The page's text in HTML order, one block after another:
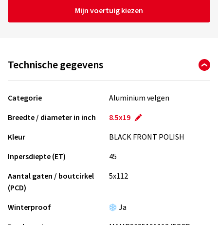
Mijn voertuig kiezen
Technische gegevens
Categorie
Aluminium velgen
Breedte / diameter in inch
8.5x19
Kleur
BLACK FRONT POLISH
Inpersdiepte (ET)
45
Aantal gaten / boutcirkel
(PCD)
5x112
Winterproof
Ja